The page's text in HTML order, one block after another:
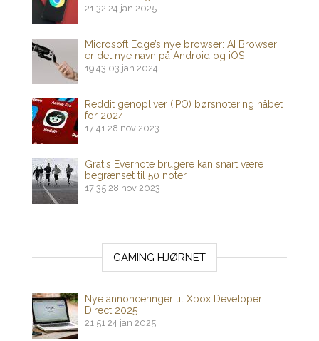
21:32 24 jan 2025
Microsoft Edge’s nye browser: AI Browser
er det nye navn på Android og iOS
19:43 03 jan 2024
Reddit genopliver (IPO) børsnotering håbet
for 2024
17:41 28 nov 2023
Gratis Evernote brugere kan snart være
begrænset til 50 noter
17:35 28 nov 2023
GAMING HJØRNET
Nye annonceringer til Xbox Developer
Direct 2025
21:51 24 jan 2025